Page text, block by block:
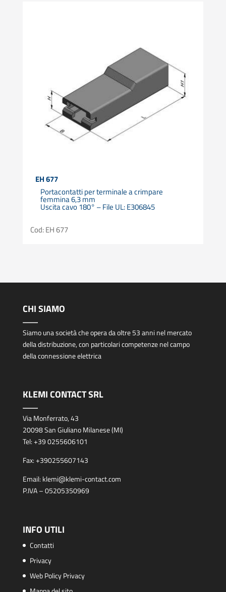
EH 677
Portacontatti per terminale a crimpare
femmina 6,3 mm
Uscita cavo 180° – File UL: E306845
Cod: EH 677
CHI SIAMO
Siamo una società che opera da oltre 53 anni nel mercato
della distribuzione, con particolari competenze nel campo
della connessione elettrica
KLEMI CONTACT SRL
Via Monferrato, 43
20098 San Giuliano Milanese (MI)
Tel:+39 0255606101
Fax:+390255607143
Email: klemi@klemi-contact.com
P.IVA – 05205350969
INFO UTILI
Contatti
Privacy
Web Policy Privacy